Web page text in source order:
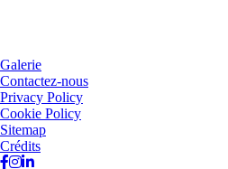
Galerie
Contactez-nous
Privacy Policy
Cookie Policy
Sitemap
Crédits